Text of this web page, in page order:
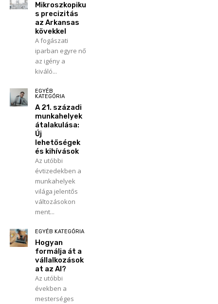
Mikroszkopiku
s precizitás
az Arkansas
kövekkel
A fogászati
iparban egyre nő
az igény a
kiváló...
EGYÉB
KATEGÓRIA
A 21. századi
munkahelyek
átalakulása:
Új
lehetőségek
és kihívások
Az utóbbi
évtizedekben a
munkahelyek
világa jelentős
változásokon
ment...
EGYÉB KATEGÓRIA
Hogyan
formálja át a
vállalkozások
at az AI?
Az utóbbi
években a
mesterséges